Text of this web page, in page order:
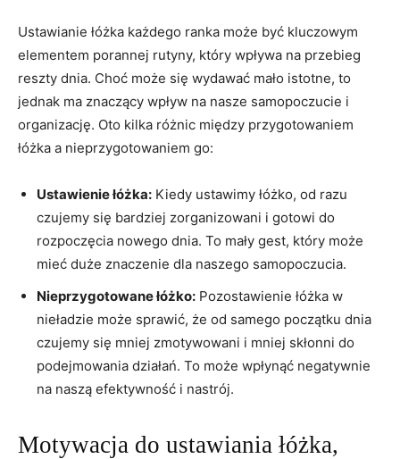
Ustawianie łóżka ‌każdego ranka może być kluczowym
elementem porannej‌ rutyny,⁣ który⁣ wpływa na przebieg
reszty dnia. Choć może się wydawać ⁢mało istotne, to
jednak ma znaczący ⁣wpływ na nasze samopoczucie i
organizację. Oto kilka różnic między przygotowaniem
łóżka a nieprzygotowaniem go:
Ustawienie łóżka: Kiedy ustawimy łóżko, od razu
czujemy się bardziej ‌zorganizowani i gotowi do​
rozpoczęcia nowego dnia. To mały gest, który może
mieć duże znaczenie dla naszego samopoczucia.
Nieprzygotowane⁤ łóżko: Pozostawienie łóżka‍ w
nieładzie ⁣może sprawić, że od samego początku dnia‌
czujemy się mniej zmotywowani⁢ i mniej skłonni do
podejmowania działań. To może wpłynąć ​negatywnie
na naszą efektywność i⁢ nastrój.
Motywacja do ‍ustawiania⁣ łóżka,